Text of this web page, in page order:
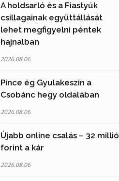
A holdsarló és a Fiastyúk
csillagainak együttállását
lehet megfigyelni péntek
hajnalban
2026.08.06
Pince ég Gyulakeszin a
Csobánc hegy oldalában
2026.08.06
Újabb online csalás – 32 millió
forint a kár
2026.08.06